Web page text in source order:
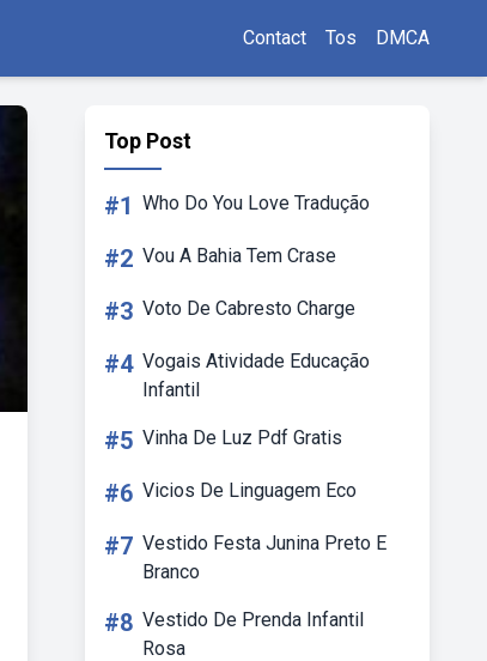
Contact Tos DMCA
Top Post
#1 Who Do You Love Tradução
#2 Vou A Bahia Tem Crase
#3 Voto De Cabresto Charge
#4 Vogais Atividade Educação
Infantil
#5 Vinha De Luz Pdf Gratis
#6 Vicios De Linguagem Eco
#7 Vestido Festa Junina Preto E
Branco
#8 Vestido De Prenda Infantil
Rosa